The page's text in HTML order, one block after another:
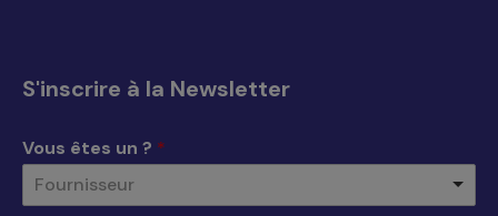
dans
nouvelle
fenêtre
dans
nouvelle
fenêtre
dans
nouvelle
fenêtre
dans
nouvelle
S'inscrire à la Newsletter
Vous êtes un ? *
Fournisseur